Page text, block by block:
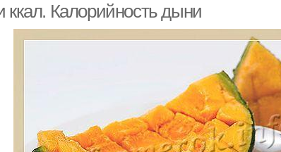
ккал. Калорийность дыни